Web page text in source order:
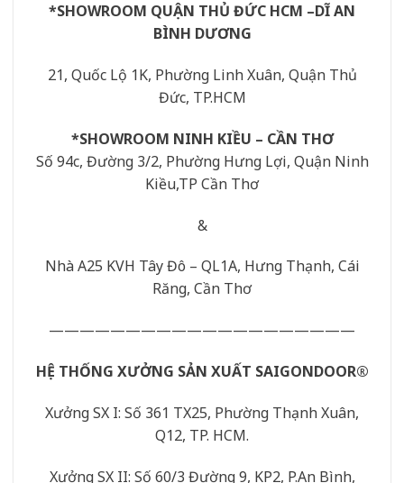
*SHOWROOM QUẬN THỦ ĐỨC HCM –DĨ AN
BÌNH DƯƠNG
21, Quốc Lộ 1K, Phường Linh Xuân, Quận Thủ
Đức, TP.HCM
*SHOWROOM NINH KIỀU – CẦN THƠ
Số 94c, Đường 3/2, Phường Hưng Lợi, Quận Ninh
Kiều,TP Cần Thơ
&
Nhà A25 KVH Tây Đô – QL1A, Hưng Thạnh, Cái
Răng, Cần Thơ
————————————————————
HỆ THỐNG XƯỞNG SẢN XUẤT SAIGONDOOR®
Xưởng SX I: Số 361 TX25, Phường Thạnh Xuân,
Q12, TP. HCM.
Xưởng SX II: Số 60/3 Đường 9, KP2, P.An Bình,